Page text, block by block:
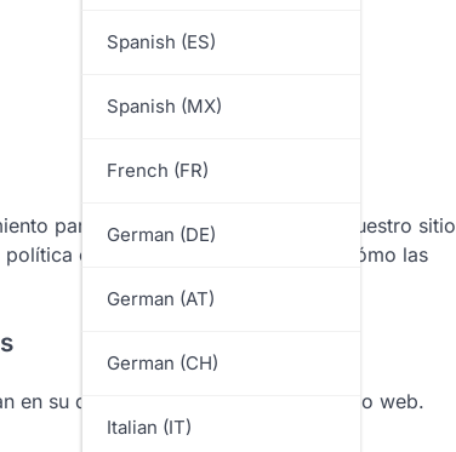
Spanish (ES)
Spanish (MX)
French (FR)
German (DE)
German (AT)
German (CH)
Italian (IT)
para mejorar su experiencia en nuestro sitio
explica qué son las cookies, cómo las
en su dispositivo cuando visita un sitio web.